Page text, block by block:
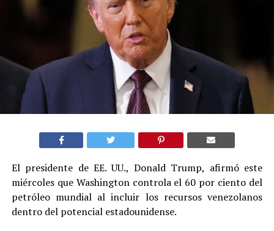
El presidente de EE. UU., Donald Trump, afirmó este
miércoles que Washington controla el 60 por ciento del
petróleo mundial al incluir los recursos venezolanos
dentro del potencial estadounidense.